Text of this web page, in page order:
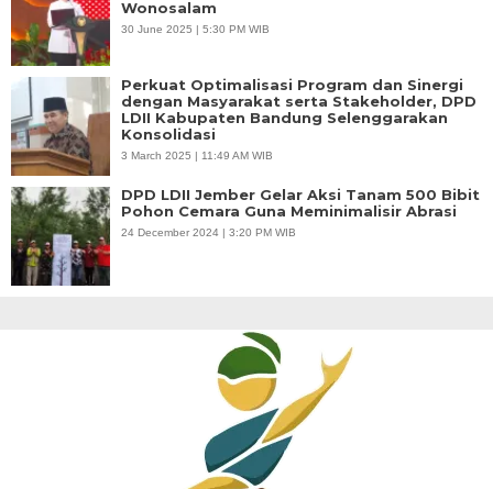
Wonosalam
30 June 2025 | 5:30 PM WIB
Perkuat Optimalisasi Program dan Sinergi
dengan Masyarakat serta Stakeholder, DPD
LDII Kabupaten Bandung Selenggarakan
Konsolidasi
3 March 2025 | 11:49 AM WIB
DPD LDII Jember Gelar Aksi Tanam 500 Bibit
Pohon Cemara Guna Meminimalisir Abrasi
24 December 2024 | 3:20 PM WIB